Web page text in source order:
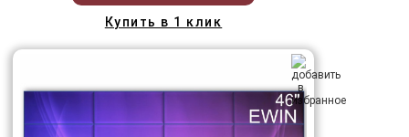
Купить в 1 клик